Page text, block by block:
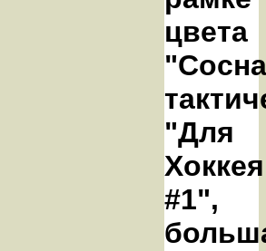
цвета
"Для
Хоккея
#1",